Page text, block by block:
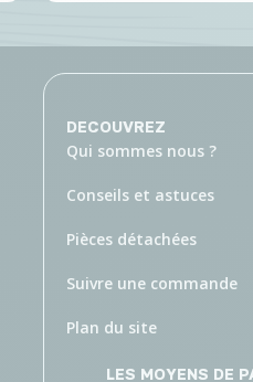
DECOUVREZ
Qui sommes nous ?
Conseils et astuces
Pièces détachées
Suivre une commande
Plan du site
LES MOYENS DE